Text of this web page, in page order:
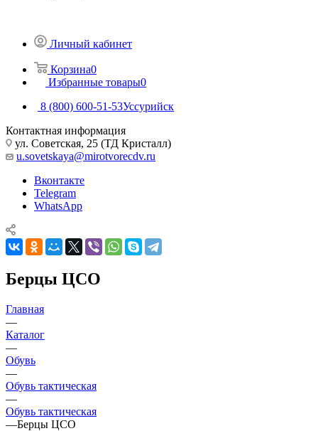
Личный кабинет
Корзина0
Избранные товары0
8 (800) 600-51-53Уссурийск
Контактная информация
ул. Советская, 25 (ТД Кристалл)
u.sovetskaya@mirotvorecdv.ru
Вконтакте
Telegram
WhatsApp
Берцы ЦСО
Главная
—
Каталог
—
Обувь
—
Обувь тактическая
—
Обувь тактическая
—Берцы ЦСО